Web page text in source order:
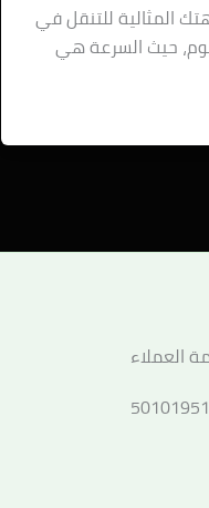
المثالية للتنقل في
حيث السرعة هي
العملاء
50101951